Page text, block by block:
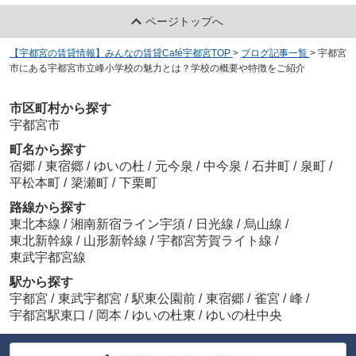
ページトップへ
【宇都宮の賃貸情報】みんなの賃貸Café宇都宮TOP > ブログ記事一覧 > 宇都宮
市にある宇都宮市立峰小学校の魅力とは？学校の概要や特徴をご紹介
市区町村から探す
宇都宮市
町名から探す
宿郷 / 東宿郷 / ゆいの杜 / 元今泉 / 中今泉 / 石井町 / 泉町 /
平松本町 / 簗瀬町 / 下栗町
路線から探す
東北本線 / 湘南新宿ライン宇須 / 日光線 / 烏山線 /
東北新幹線 / 山形新幹線 / 宇都宮芳賀ライト線 /
東武宇都宮線
駅から探す
宇都宮 / 東武宇都宮 / 駅東公園前 / 東宿郷 / 雀宮 / 峰 /
宇都宮駅東口 / 岡本 / ゆいの杜東 / ゆいの杜中央